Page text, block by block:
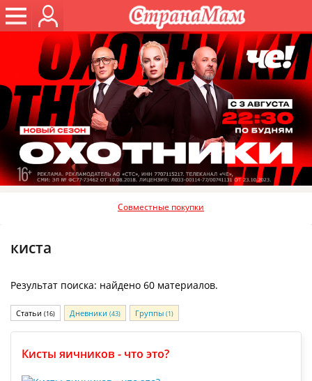
Совместные покупки
киста
Результат поиска: найдено 60 материалов.
Статьи (16) Дневники (43) Группы (1)
Кисты яичников - что это?